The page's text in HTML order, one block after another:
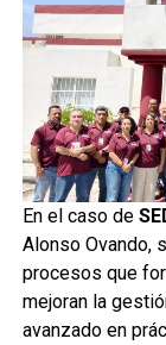
En el caso de
Alonso Ovando,
procesos que
mejoran la
avanzado en